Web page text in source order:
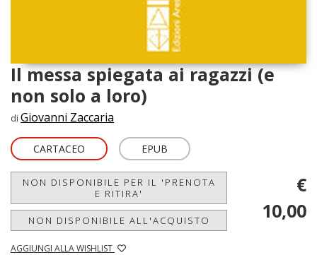
Il messa spiegata ai ragazzi (e
non solo a loro)
di Giovanni Zaccaria
CARTACEO EPUB
NON DISPONIBILE PER IL 'PRENOTA
E RITIRA'
NON DISPONIBILE ALL'ACQUISTO
AGGIUNGI ALLA WISHLIST
€
10,00